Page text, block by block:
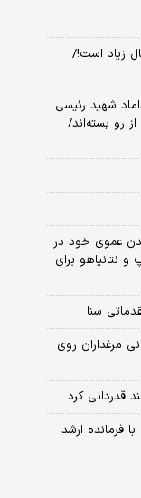
طلب: ‌لیست مسئولان موثر بالای ۹۰ سال زیاد است!/
شهید رئیسی
رو بسته‌اند/
عموی خود در
نتانیاهو برای
سنا
ماجرای ضرر ۵۰ هزارتومانی مرغداران روی
قدردانی کرد
فرمانده ارشد